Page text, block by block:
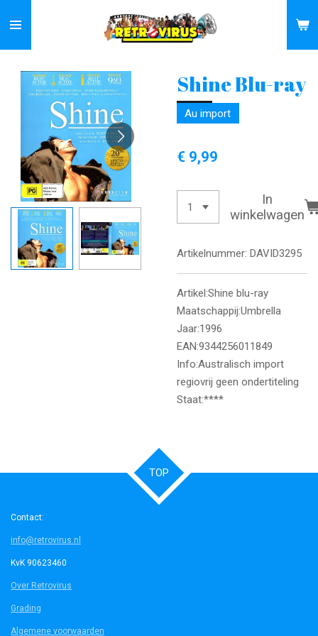
direct
naar
hoofdinhoud
Shine Blu-ray
Au import
€ 9,99
In
winkelwagen
Artikelnummer: DAVID3295
Artikel:Shine blu-ray
Maatschappij:Umbrella
Jaar:1996
EAN:9344256011849
Info:Australisch import
regiovrij geen ondertiteling
Staat:****
TOP
Contact:
info@retrovirus.nl
KvK 90623460
Over Retrovirus
Grading
Algemene voorwaarden